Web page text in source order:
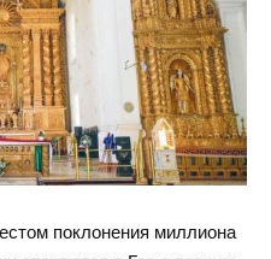
поклонения миллиона